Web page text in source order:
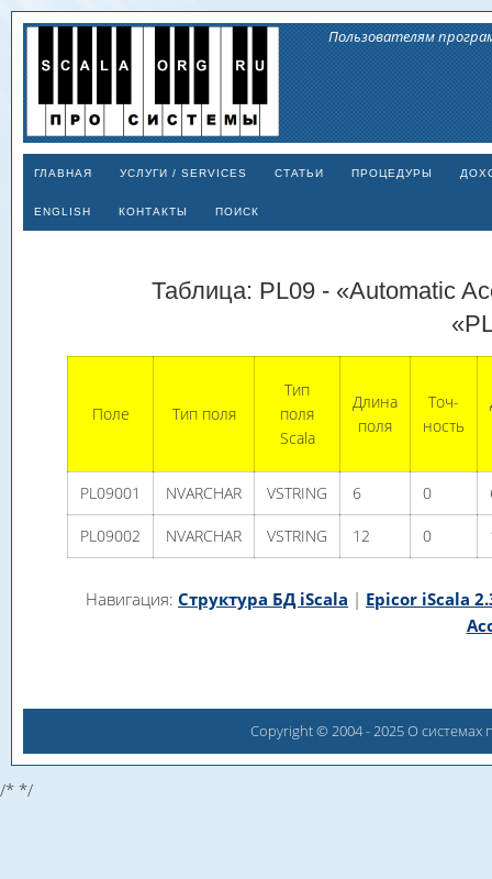
Пользователям
ГЛАВНАЯ УСЛУГИ / SERVICES СТАТЬИ ПРОЦЕДУРЫ
ENGLISH КОНТАКТЫ ПОИСК
Таблица: PL09 - «Automatic
Поле Тип поля
Тип
поля
Scala
Длина
поля
Точ­
ность
PL09001 NVARCHAR VSTRING 6 0
PL09002 NVARCHAR VSTRING 12 0
Навигация: Структура БД iScala | Epicor iScala
Copyright © 2004 - 2025 О системах
/* */